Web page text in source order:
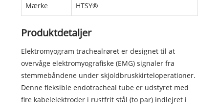
Mærke HTSY®
Produktdetaljer
Elektromyogram trachealrøret er designet til at
overvåge elektromyografiske (EMG) signaler fra
stemmebåndene under skjoldbruskkirteloperationer.
Denne fleksible endotracheal tube er udstyret med
fire kabelelektroder i rustfrit stål (to par) indlejret i